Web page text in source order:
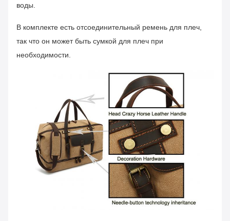
воды.
В комплекте есть отсоединительный ремень для плеч,
так что он может быть сумкой для плеч при
необходимости.